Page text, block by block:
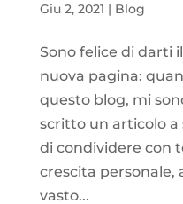
Giu 2, 2021 | Blog
Sono felice di darti
nuova pagina:
questo blog, mi
scritto un articolo a
di condividere con
crescita personale,
vasto...